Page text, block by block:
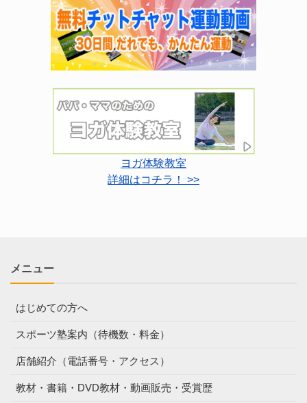
ヨガ体験教室
詳細はコチラ！ >>
メニュー
はじめての方へ
スポーツ塾案内（待機数・料金）
店舗紹介（電話番号・アクセス）
教材・書籍・DVD教材・動画販売・受賞歴